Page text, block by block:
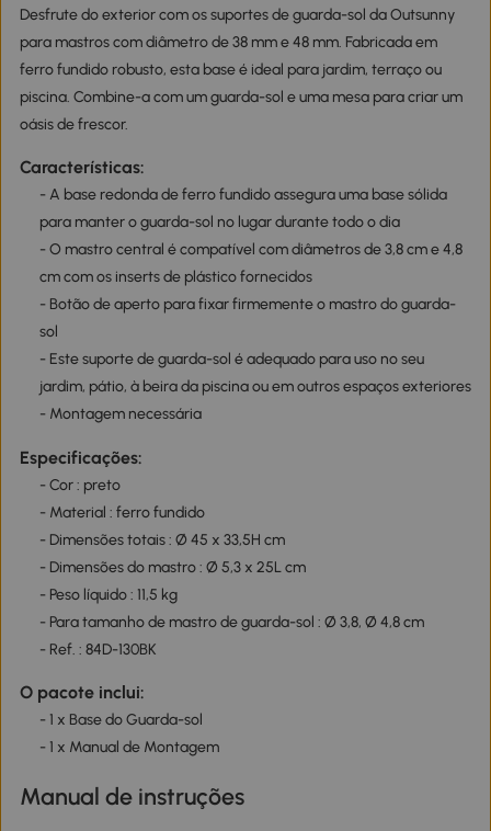
Desfrute do exterior com os suportes de guarda-sol da Outsunny
para mastros com diâmetro de 38 mm e 48 mm. Fabricada em
ferro fundido robusto, esta base é ideal para jardim, terraço ou
piscina. Combine-a com um guarda-sol e uma mesa para criar um
oásis de frescor.
Características:
- A base redonda de ferro fundido assegura uma base sólida
para manter o guarda-sol no lugar durante todo o dia
- O mastro central é compatível com diâmetros de 3,8 cm e 4,8
cm com os inserts de plástico fornecidos
- Botão de aperto para fixar firmemente o mastro do guarda-
sol
- Este suporte de guarda-sol é adequado para uso no seu
jardim, pátio, à beira da piscina ou em outros espaços exteriores
- Montagem necessária
Especificações:
- Cor : preto
- Material : ferro fundido
- Dimensões totais : Ø 45 x 33,5H cm
- Dimensões do mastro : Ø 5,3 x 25L cm
- Peso líquido : 11,5 kg
- Para tamanho de mastro de guarda-sol : Ø 3,8, Ø 4,8 cm
- Ref. : 84D-130BK
O pacote inclui:
- 1 x Base do Guarda-sol
- 1 x Manual de Montagem
Manual de instruções